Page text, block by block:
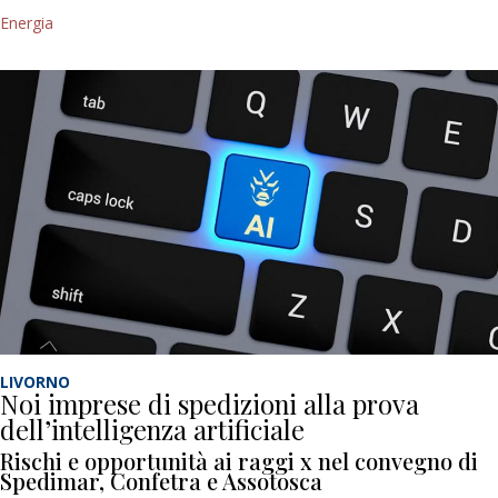
Energia
LIVORNO
Noi imprese di spedizioni alla prova
dell’intelligenza artificiale
Rischi e opportunità ai raggi x nel convegno di
Spedimar, Confetra e Assotosca